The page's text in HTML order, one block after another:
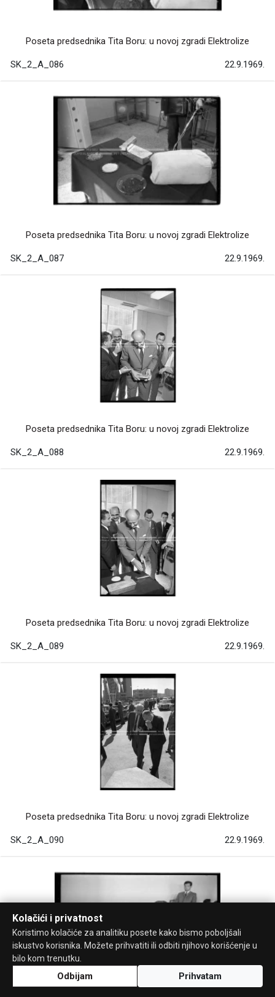
Poseta predsednika Tita Boru: u novoj zgradi Elektrolize
SK_2_A_086 22.9.1969.
Poseta predsednika Tita Boru: u novoj zgradi Elektrolize
SK_2_A_087 22.9.1969.
Poseta predsednika Tita Boru: u novoj zgradi Elektrolize
SK_2_A_088 22.9.1969.
Poseta predsednika Tita Boru: u novoj zgradi Elektrolize
SK_2_A_089 22.9.1969.
Poseta predsednika Tita Boru: u novoj zgradi Elektrolize
SK_2_A_090 22.9.1969.
Kolačići i privatnost
Koristimo kolačiće za analitiku posete kako bismo poboljšali
iskustvo korisnika. Možete prihvatiti ili odbiti njihovo korišćenje u
bilo kom trenutku.
Odbijam Prihvatam